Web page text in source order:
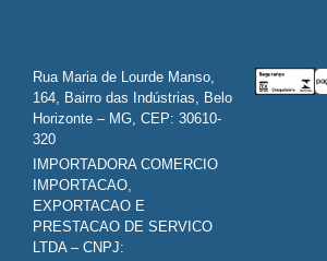
Rua Maria de Lourde Manso,
164, Bairro das Indústrias, Belo
Horizonte – MG, CEP: 30610-
320
IMPORTADORA COMERCIO
IMPORTACAO,
EXPORTACAO E
PRESTACAO DE SERVICO
LTDA – CNPJ: